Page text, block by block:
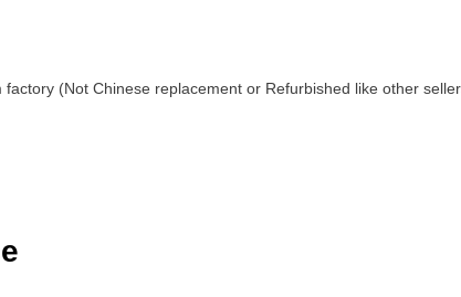
factory (Not Chinese replacement or Refurbished like other